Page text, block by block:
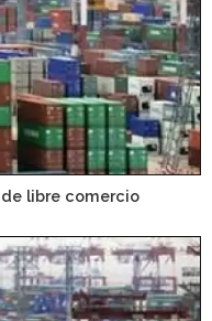
libre comercio